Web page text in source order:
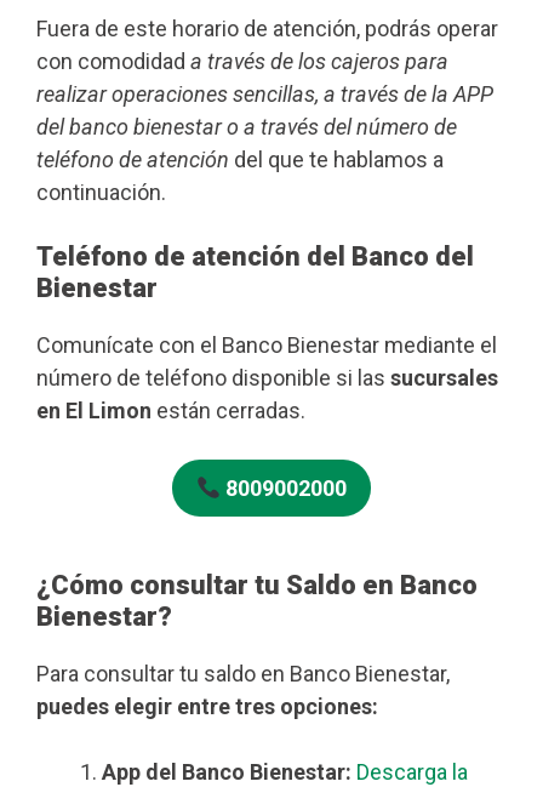
Fuera de este horario de atención, podrás operar
con comodidad a través de los cajeros para
realizar operaciones sencillas, a través de la APP
del banco bienestar o a través del número de
teléfono de atención del que te hablamos a
continuación.
Teléfono de atención del Banco del
Bienestar
Comunícate con el Banco Bienestar mediante el
número de teléfono disponible si las sucursales
en El Limon están cerradas.
8009002000
¿Cómo consultar tu Saldo en Banco
Bienestar?
Para consultar tu saldo en Banco Bienestar,
puedes elegir entre tres opciones:
App del Banco Bienestar: Descarga la